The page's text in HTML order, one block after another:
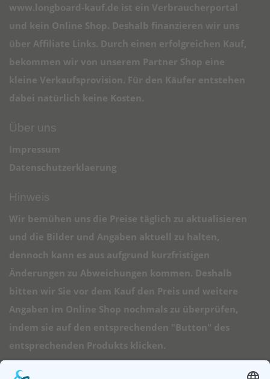
www.longboard-kauf.de ist ein Verbraucherportal
und kein Online Shop. Deshalb finanzieren wir uns
über Affiliate Links. Durch einen erfolgreichen Kauf,
bekommen wir von unserem Partner Shop eine
kleine Verkaufsprovision. Für den Käufer entstehen
dabei natürlich keine Kosten.
Über uns
Impressum
Datenschutzerklaerung
Hinweis
Wir bemühen uns die Preise täglich zu aktualisieren
und die Bilder und Angaben aktuell zu halten,
dennoch kann es aus aufgrund kurzfristigen
Änderungen zu Abweichungen kommen. Deshalb
bitten wir Sie vor dem Kauf den Preis und weitere
Angaben im Online Shop nochmals zu überprüfen,
indem sie auf den entsprechenden "Button" des
entsprechenden Produkts klicken.
➠ Direktlinks